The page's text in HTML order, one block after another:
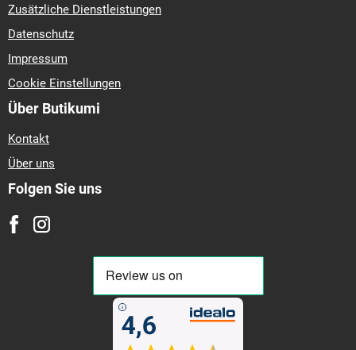
Zusätzliche Dienstleistungen
Datenschutz
Impressum
Cookie Einstellungen
Über Butikumi
Kontakt
Über uns
Folgen Sie uns